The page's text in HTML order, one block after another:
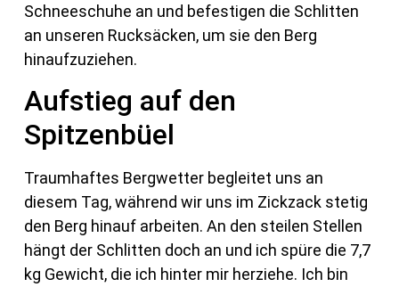
Schneeschuhe an und befestigen die Schlitten
an unseren Rucksäcken, um sie den Berg
hinaufzuziehen.
Aufstieg auf den
Spitzenbüel
Traumhaftes Bergwetter begleitet uns an
diesem Tag, während wir uns im Zickzack stetig
den Berg hinauf arbeiten. An den steilen Stellen
hängt der Schlitten doch an und ich spüre die 7,7
kg Gewicht, die ich hinter mir herziehe. Ich bin